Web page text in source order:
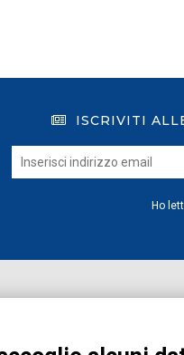
ISCRIVITI
Ho
Registrati